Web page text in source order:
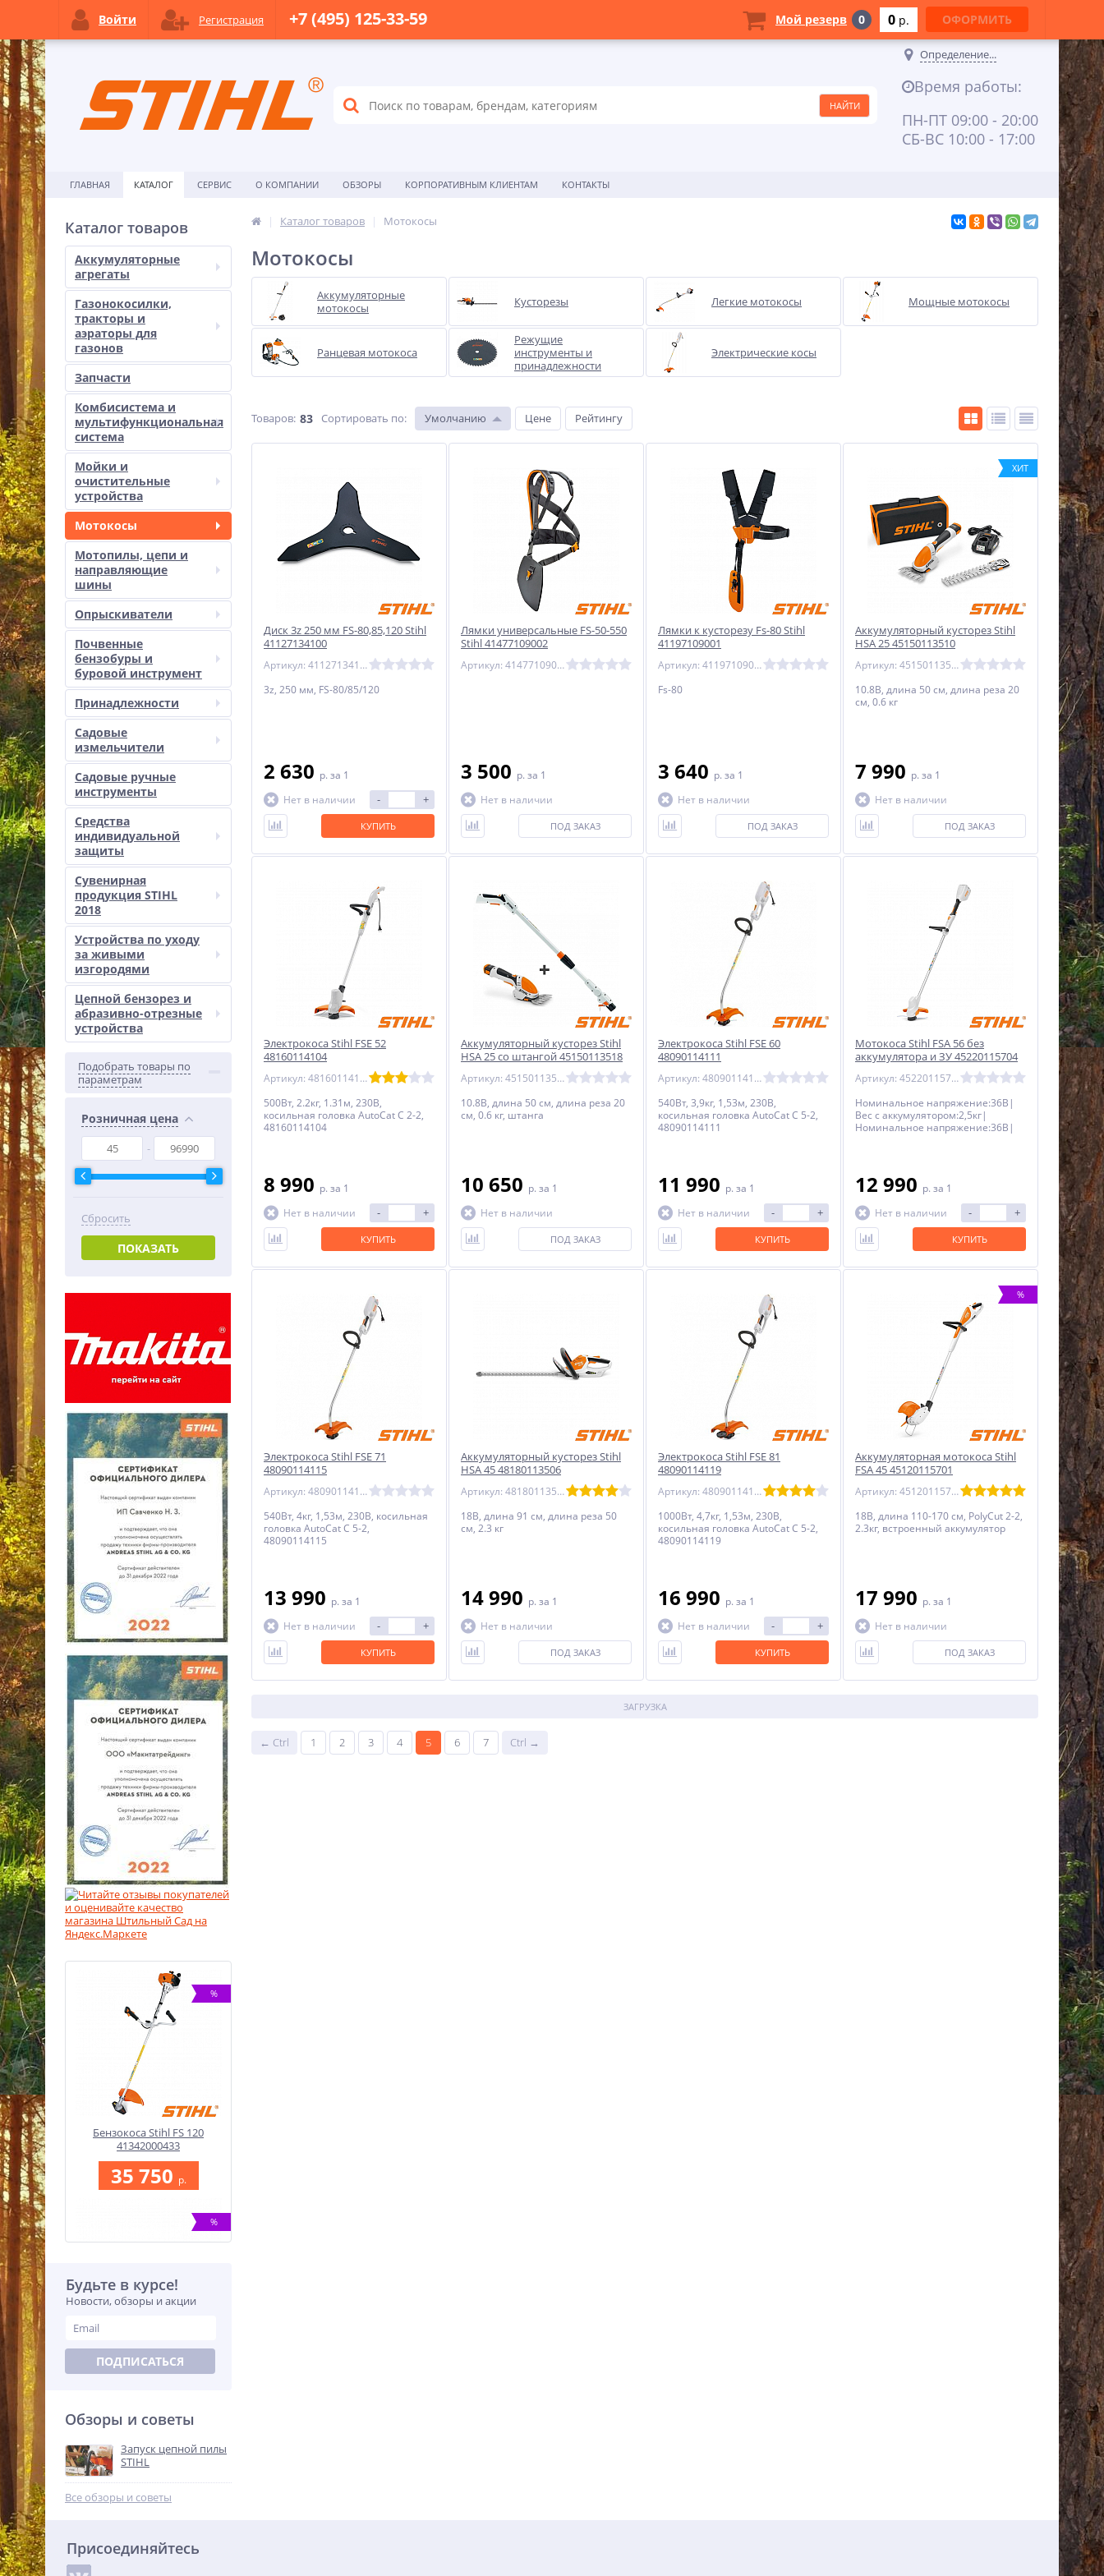
Определение...
Время работы:
ПН-ПТ 09:00 - 20:00
СБ-ВС 10:00 - 17:00
ГЛАВНАЯ КАТАЛОГ СЕРВИС О КОМПАНИИ ОБЗОРЫ КОРПОРАТИВНЫМ КЛИЕНТАМ КОНТАКТЫ
Каталог товаров
Аккумуляторные
агрегаты
Газонокосилки,
тракторы и
аэраторы для
газонов
Запчасти
Комбисистема и
мультифункциональная
система
Мойки и
очистительные
устройства
Мотокосы
Мотопилы, цепи и
направляющие
шины
Опрыскиватели
Почвенные
бензобуры и
буровой инструмент
Принадлежности
Садовые
измельчители
Садовые ручные
инструменты
Средства
индивидуальной
защиты
Сувенирная
продукция STIHL
2018
Устройства по уходу
за живыми
изгородями
Цепной бензорез и
абразивно-отрезные
устройства
Подобрать товары по
параметрам
Розничная цена
Сбросить
ПОКАЗАТЬ
%
Бензокоса Stihl FS 120
41342000433
35 750 p.
%
Воздуходувное устройство
Stihl BGA 45 45130115901
%
Будьте в курсе!
Новости, обзоры и акции
ПОДПИСАТЬСЯ
Обзоры и советы
Запуск цепной пилы
STIHL
Все обзоры и советы
Каталог товаров Мотокосы
Мотокосы
Аккумуляторные
мотокосы
Кусторезы Легкие мотокосы Мощные мотокосы
Ранцевая мотокоса
Режущие
инструменты и
принадлежности
Электрические косы
Товаров: 83 Сортировать по: Умолчанию Цене Рейтингу
Диск 3z 250 мм FS-80,85,120 Stihl
41127134100
Артикул: 41127134100
3z, 250 мм, FS-80/85/120
2 630 p. за 1
Нет в наличии
- +
КУПИТЬ
Лямки универсальные FS-50-550
Stihl 41477109002
Артикул: 41477109002
3 500 p. за 1
Нет в наличии
ПОД ЗАКАЗ
Лямки к кусторезу Fs-80 Stihl
41197109001
Артикул: 41197109001
Fs-80
3 640 p. за 1
Нет в наличии
ПОД ЗАКАЗ
ХИТ
Аккумуляторный кусторез Stihl
HSA 25 45150113510
Артикул: 45150113510
10.8В, длина 50 см, длина реза 20
см, 0.6 кг
7 990 p. за 1
Нет в наличии
ПОД ЗАКАЗ
Электрокоса Stihl FSE 52
48160114104
Артикул: 48160114104
500Вт, 2.2кг, 1.31м, 230В,
косильная головка AutoCat C 2-2,
48160114104
8 990 p. за 1
Нет в наличии
- +
КУПИТЬ
Аккумуляторный кусторез Stihl
HSA 25 со штангой 45150113518
Артикул: 45150113518
10.8В, длина 50 см, длина реза 20
см, 0.6 кг, штанга
10 650 p. за 1
Нет в наличии
ПОД ЗАКАЗ
Электрокоса Stihl FSE 60
48090114111
Артикул: 48090114111
540Вт, 3,9кг, 1,53м, 230В,
косильная головка AutoCat C 5-2,
48090114111
11 990 p. за 1
Нет в наличии
- +
КУПИТЬ
Мотокоса Stihl FSA 56 без
аккумулятора и ЗУ 45220115704
Артикул: 45220115704
Номинальное напряжение:36В|
Вес с аккумулятором:2,5кг|
Номинальное напряжение:36В|
инструмента:147см3Режущий
инструмент:AutoCut 2-2|
Технология аккумулятора:Литий-
ионные|Время работы с
аккумулятором AK 10:до 25мин|
Время работы с аккумулятором AK
20:до 50мин|Номинальный
12 990 p. за 1
Нет в наличии
- +
КУПИТЬ
Электрокоса Stihl FSE 71
48090114115
Артикул: 48090114115
540Вт, 4кг, 1,53м, 230В, косильная
головка AutoCat C 5-2,
48090114115
13 990 p. за 1
Нет в наличии
- +
КУПИТЬ
Аккумуляторный кусторез Stihl
HSA 45 48180113506
Артикул: 48180113506
18В, длина 91 см, длина реза 50
см, 2.3 кг
14 990 p. за 1
Нет в наличии
ПОД ЗАКАЗ
Электрокоса Stihl FSE 81
48090114119
Артикул: 48090114119
1000Вт, 4,7кг, 1,53м, 230В,
косильная головка AutoCat C 5-2,
48090114119
16 990 p. за 1
Нет в наличии
- +
КУПИТЬ
%
Аккумуляторная мотокоса Stihl
FSA 45 45120115701
Артикул: 45120115701
18В, длина 110-170 см, PolyCut 2-2,
2.3кг, встроенный аккумулятор
17 990 p. за 1
Нет в наличии
ПОД ЗАКАЗ
ЗАГРУЗКА
← Ctrl 1 2 3 4 5 6 7 Ctrl →
Присоединяйтесь
Войти Регистрация +7 (495) 125-33-59 Мой резерв 0 0 p. ОФОРМИТЬ